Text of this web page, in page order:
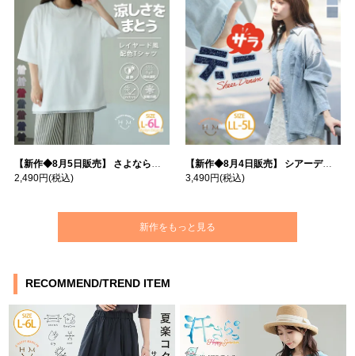
【新作◆8月5日販売】 さよなら猛暑 涼しさを着る 遮熱 接触冷感 吸水・速乾 五分袖 コンフォートメッシュ 配色レイヤード 風ゆる Tシャツ | 大きいサイズの通販ならハッピーマリリン
2,490円(税込)
【新作◆8月4日販売】 シアーデニムで お洒落に肌隠し | 大きいサイズの通販ならハッピーマリリン
3,490円(税込)
新作をもっと見る
RECOMMEND/TREND ITEM